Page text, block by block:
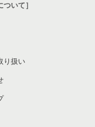
ついて］
り扱い